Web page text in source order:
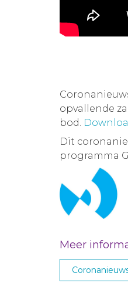
opvallende
bod.
Dit
programma
Meer